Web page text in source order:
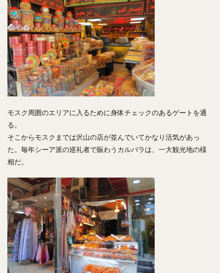
モスク周囲のエリアに入るために身体チェックのあるゲートを通
る。
そこからモスクまでは沢山の店が並んでいてかなり活気があっ
た。毎年シーア派の巡礼者で賑わうカルバラは、一大観光地の様
相だ。